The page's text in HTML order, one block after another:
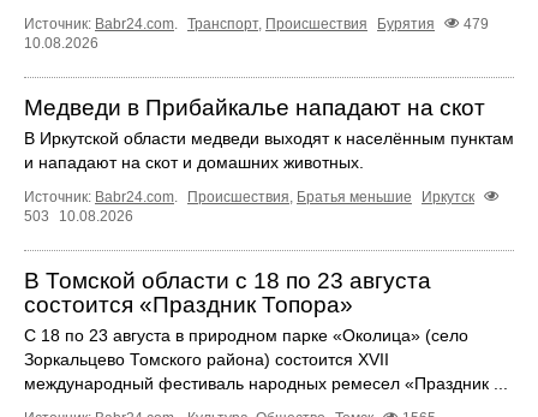
Источник: Babr24.com. Транспорт, Происшествия Бурятия
479
10.08.2026
Медведи в Прибайкалье нападают на скот
В Иркутской области медведи выходят к населённым пунктам
и нападают на скот и домашних животных.
Источник: Babr24.com. Происшествия, Братья меньшие
Иркутск
503
10.08.2026
В Томской области с 18 по 23 августа
состоится «Праздник Топора»
С 18 по 23 августа в природном парке «Околица» (село
Зоркальцево Томского района) состоится XVII
международный фестиваль народных ремесел «Праздник ...